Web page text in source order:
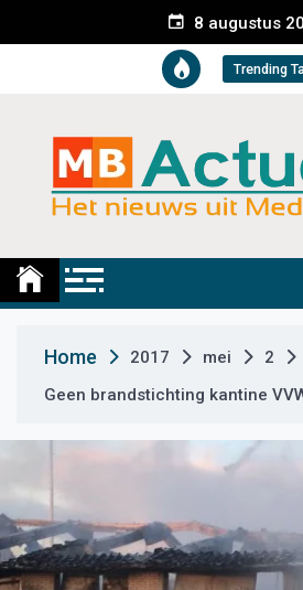
e
t
8 augustus
Trending
Medemblik
Home 2017 mei
2
Geen brandstichting kantine